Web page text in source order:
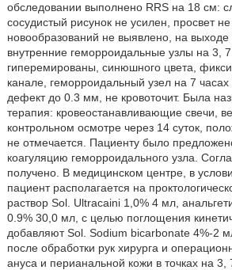
обследовании выполнено RRS на 18 см:
сосудистый рисунок не усилен, просвет
новообразований не выявлено, на
внутренние геморроидальные узлы на 3,
гиперемированы, синюшного цвета,
канале, геморроидальный узел на 7
дефект до 0.3 мм, не кровоточит. Была
терапия: кровеостанавливающие свечи,
контрольном осмотре через 14 суток,
не отмечается. Пациенту было
коагуляцию геморроидального узла.
получено. В медицинском центре, в
пациент располагается на
раствор Sol. Ultracaini 1,0% 4 мл,
0.9% 30,0 мл, с целью поглощения
добавляют Sol. Sodium bicarbonate 4%-2
после обработки рук хирурга и
ануса и перианальной кожи в точках на 3,